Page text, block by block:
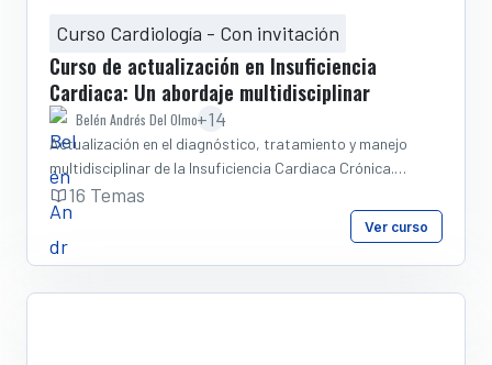
Curso Cardiología - Con invitación
Curso de actualización en Insuficiencia
Cardiaca: Un abordaje multidisciplinar
Belén Andrés Del Olmo+14
Actualización en el diagnóstico, tratamiento y manejo
multidisciplinar de la Insuficiencia Cardiaca Crónica.
Objetivos específicos: Realizar correctamente el
diagnóstico de la insuficiencia cardiaca. Conocer el
algoritmo de tratamiento de la insuficiencia cardiaca
crónica. Conocer los avances en el tratamiento
farmacológico y con dispositivos. Evaluar adecuadamente
16 Temas
Ver curso